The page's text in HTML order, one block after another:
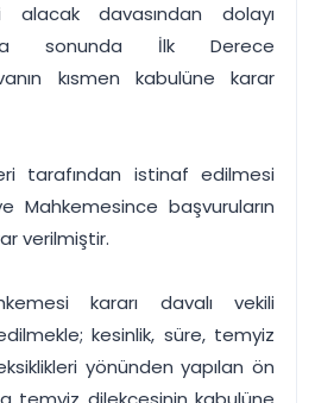
alacak davasından dolayı
sonunda İlk Derece
kısmen kabulüne karar
tarafından istinaf edilmesi
Mahkemesince başvuruların
verilmiştir.
kararı davalı vekili
kesinlik, süre, temyiz
yönünden yapılan ön